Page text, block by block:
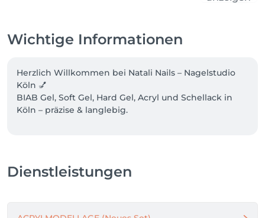
Wichtige Informationen
Herzlich Willkommen bei Natali Nails – Nagelstudio
Köln 💅
BIAB Gel, Soft Gel, Hard Gel, Acryl und Schellack in
Köln – präzise & langlebig.
Premium Nägel in Köln – Termin jetzt online buchen.
Dienstleistungen